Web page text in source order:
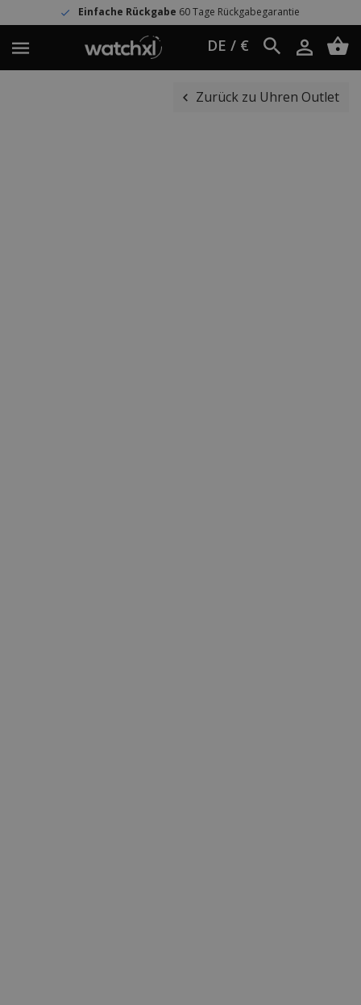
Einfache Rückgabe60 Tage Rückgabegarantie
DE / €
Zurück zu Uhren Outlet